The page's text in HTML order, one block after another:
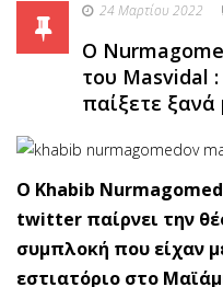
24 Μαρτίου 2022
Ο
του Masvidal
παίξετε
O Khabib
twitter παίρνει την
συμπλοκή που είχαν
εστιατόριο στο